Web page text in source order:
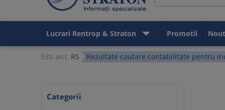
Lucrari Rentrop & Straton Promotii
Esti aici: RS Rezultate cautare contabilitate pentru
Categorii